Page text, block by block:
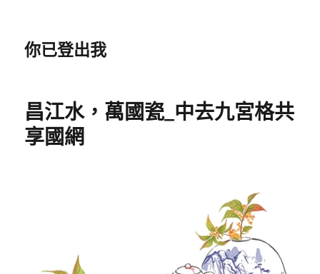
你已登出我
昌江水，萬國瓷_中去九宮格共
享國網